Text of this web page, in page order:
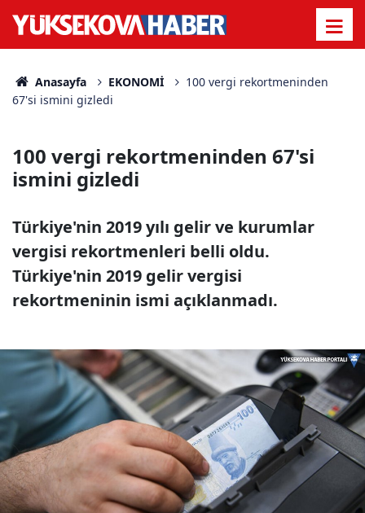
Anasayfa EKONOMİ
100 vergi rekortmeninden
67'si ismini gizledi
100 vergi rekortmeninden 67'si
ismini gizledi
Türkiye'nin 2019 yılı gelir ve kurumlar
vergisi rekortmenleri belli oldu.
Türkiye'nin 2019 gelir vergisi
rekortmeninin ismi açıklanmadı.